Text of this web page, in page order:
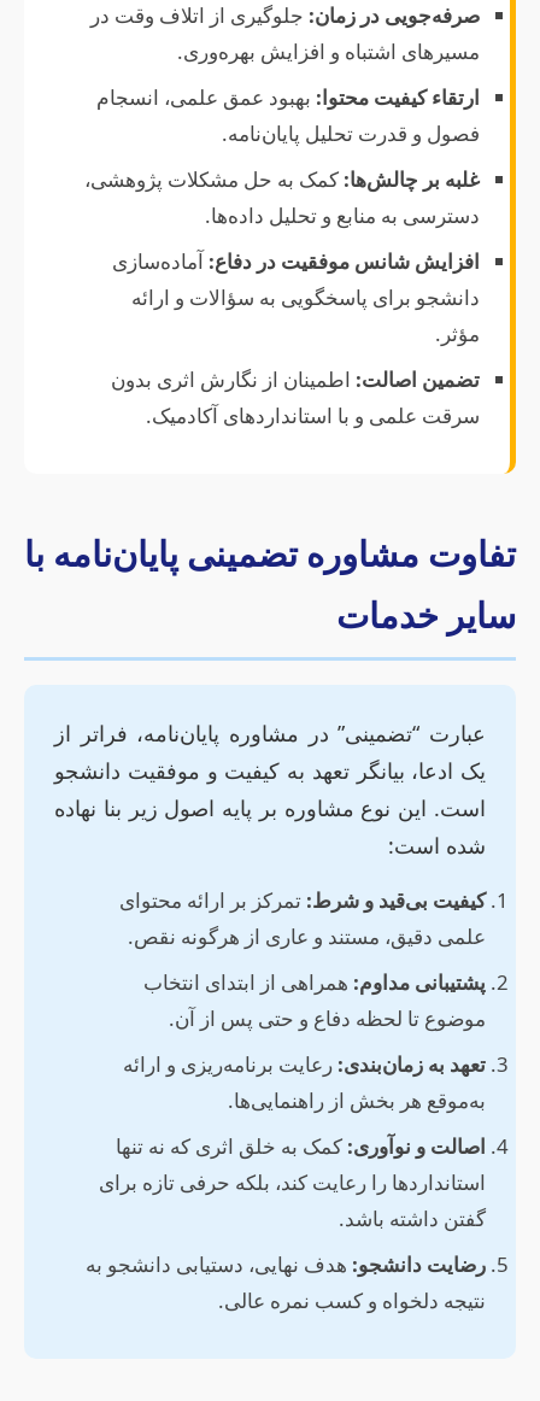
صرفه‌جویی در زمان: جلوگیری از اتلاف وقت در
مسیرهای اشتباه و افزایش بهره‌وری.
ارتقاء کیفیت محتوا: بهبود عمق علمی، انسجام
فصول و قدرت تحلیل پایان‌نامه.
غلبه بر چالش‌ها: کمک به حل مشکلات پژوهشی،
دسترسی به منابع و تحلیل داده‌ها.
افزایش شانس موفقیت در دفاع: آماده‌سازی
دانشجو برای پاسخگویی به سؤالات و ارائه
مؤثر.
تضمین اصالت: اطمینان از نگارش اثری بدون
سرقت علمی و با استانداردهای آکادمیک.
تفاوت مشاوره تضمینی پایان‌نامه با
سایر خدمات
عبارت “تضمینی” در مشاوره پایان‌نامه، فراتر از
یک ادعا، بیانگر تعهد به کیفیت و موفقیت دانشجو
است. این نوع مشاوره بر پایه اصول زیر بنا نهاده
شده است:
کیفیت بی‌قید و شرط: تمرکز بر ارائه محتوای
علمی دقیق، مستند و عاری از هرگونه نقص.
پشتیبانی مداوم: همراهی از ابتدای انتخاب
موضوع تا لحظه دفاع و حتی پس از آن.
تعهد به زمان‌بندی: رعایت برنامه‌ریزی و ارائه
به‌موقع هر بخش از راهنمایی‌ها.
اصالت و نوآوری: کمک به خلق اثری که نه تنها
استانداردها را رعایت کند، بلکه حرفی تازه برای
گفتن داشته باشد.
رضایت دانشجو: هدف نهایی، دستیابی دانشجو به
نتیجه دلخواه و کسب نمره عالی.